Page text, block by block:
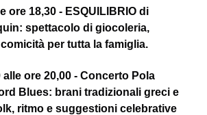
ore 18,30 - ESQUILIBRIO di
spettacolo di giocoleria,
per tutta la famiglia.
alle ore 20,00 - Concerto Pola
Blues: brani tradizionali greci e
ritmo e suggestioni celebrative